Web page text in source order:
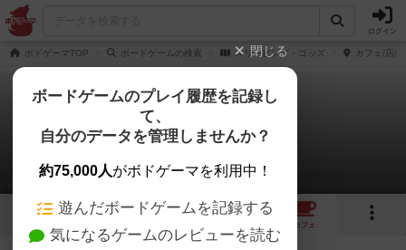
ログイン
ボドゲーマTOP ボードゲームの検索 スリーピング・ゴッズ カフェ/店舗
スリーピング・ゴッズ
14店のカフェ/スペースが提供中
5 6
カフェ
閉じる
ボードゲームのプレイ履歴を記録し
て、
自分のデータを管理しませんか？
約75,000人がボドゲーマを利用中！
遊んだボードゲームを記録する
気になるゲームのレビューを読む